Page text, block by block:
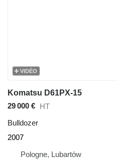
VIDÉO
Komatsu D61PX-15
29 000 € HT
Bulldozer
2007
Pologne, Lubartów